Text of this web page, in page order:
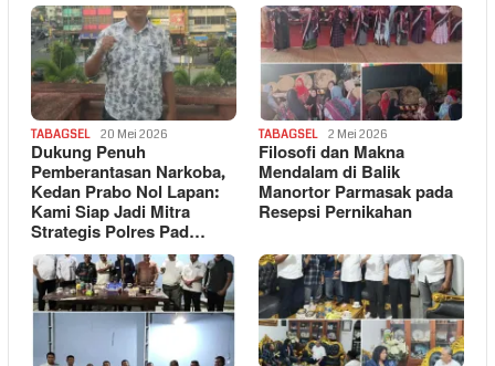
TABAGSEL 20 Mei 2026
Dukung Penuh
Pemberantasan Narkoba,
Kedan Prabo Nol Lapan:
Kami Siap Jadi Mitra
Strategis Polres Pad…
TABAGSEL 2 Mei 2026
Filosofi dan Makna
Mendalam di Balik
Manortor Parmasak pada
Resepsi Pernikahan